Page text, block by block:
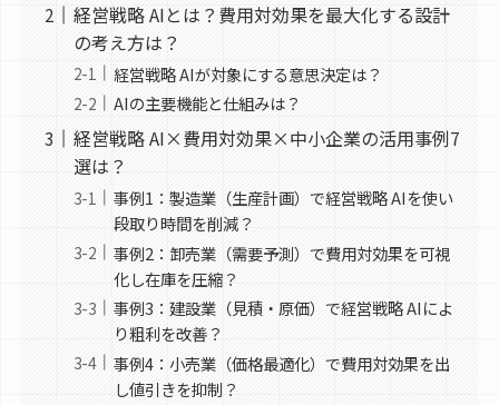
経営戦略 AIとは？費用対効果を最大化する設計
の考え方は？
経営戦略 AIが対象にする意思決定は？
AIの主要機能と仕組みは？
経営戦略 AI×費用対効果×中小企業の活用事例7
選は？
事例1：製造業（生産計画）で経営戦略 AIを使い
段取り時間を削減？
事例2：卸売業（需要予測）で費用対効果を可視
化し在庫を圧縮？
事例3：建設業（見積・原価）で経営戦略 AIによ
り粗利を改善？
事例4：小売業（価格最適化）で費用対効果を出
し値引きを抑制？